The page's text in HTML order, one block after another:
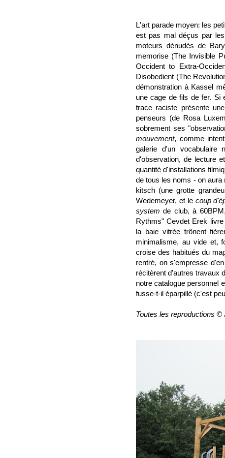
L'art parade moyen: les
est pas mal déçus par
moteurs dénudés de
memorise (The Invisible
Occident to Extra-
Disobedient (The
démonstration à Kassel
une cage de fils de fer. Si
trace raciste présente
penseurs (de Rosa
sobrement ses
mouvement, comme
galerie d'un vocabulaire
d'observation, de lecture
quantité d'installations
de tous les noms - on
kitsch (une grotte
Wedemeyer, et le coup
system de club, à
Rythms" Cevdet Erek
la baie vitrée trônent
minimalisme, au vide et,
croise des habitués du
rentré, on s'empresse
récitèrent d'autres travaux
notre catalogue personnel
fusse-t-il éparpillé (c'est
Toutes les reproductions ©